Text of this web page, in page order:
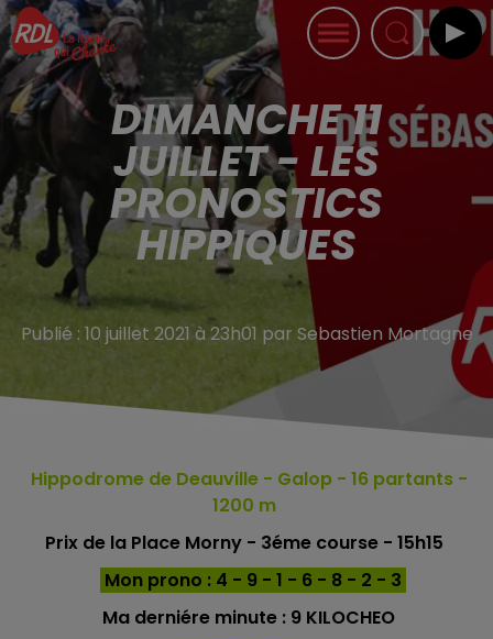
DIMANCHE 11
JUILLET - LES
PRONOSTICS
HIPPIQUES
Publié : 10 juillet 2021 à 23h01 par Sebastien Mortagne
Hippodrome de Deauville - Galop - 16 partants -
1200 m
Prix de la Place Morny - 3éme course - 15h15
Mon prono : 4 - 9 - 1 - 6 - 8 - 2 - 3
Ma derniére minute : 9 KILOCHEO